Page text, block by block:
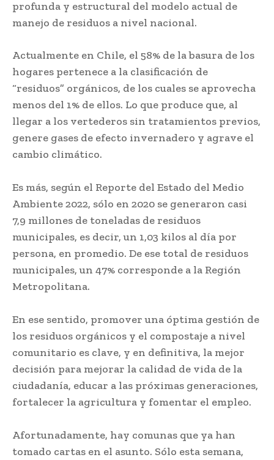
profunda y estructural del modelo actual de
manejo de residuos a nivel nacional.
Actualmente en Chile, el 58% de la basura de los
hogares pertenece a la clasificación de
“residuos” orgánicos, de los cuales se aprovecha
menos del 1% de ellos. Lo que produce que, al
llegar a los vertederos sin tratamientos previos,
genere gases de efecto invernadero y agrave el
cambio climático.
Es más, según el Reporte del Estado del Medio
Ambiente 2022, sólo en 2020 se generaron casi
7,9 millones de toneladas de residuos
municipales, es decir, un 1,03 kilos al día por
persona, en promedio. De ese total de residuos
municipales, un 47% corresponde a la Región
Metropolitana.
En ese sentido, promover una óptima gestión de
los residuos orgánicos y el compostaje a nivel
comunitario es clave, y en definitiva, la mejor
decisión para mejorar la calidad de vida de la
ciudadanía, educar a las próximas generaciones,
fortalecer la agricultura y fomentar el empleo.
Afortunadamente, hay comunas que ya han
tomado cartas en el asunto. Sólo esta semana,